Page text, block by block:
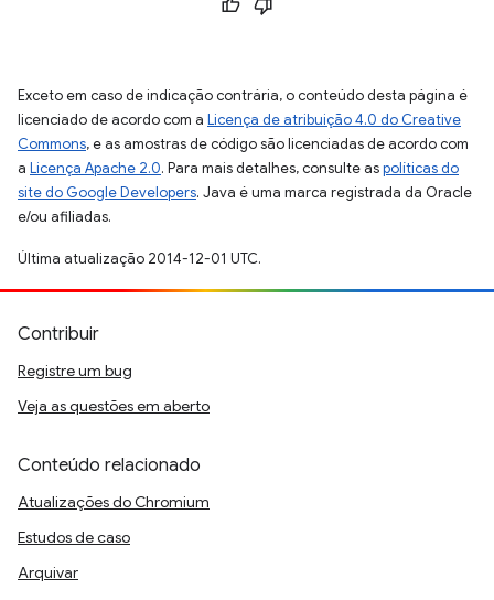
Exceto em caso de indicação contrária, o conteúdo desta página é
licenciado de acordo com a Licença de atribuição 4.0 do Creative
Commons, e as amostras de código são licenciadas de acordo com
a Licença Apache 2.0. Para mais detalhes, consulte aspolíticas do
site do Google Developers. Java é uma marca registrada da Oracle
e/ou afiliadas.
Última atualização 2014-12-01 UTC.
Contribuir
Registre um bug
Veja as questões em aberto
Conteúdo relacionado
Atualizações do Chromium
Estudos de caso
Arquivar